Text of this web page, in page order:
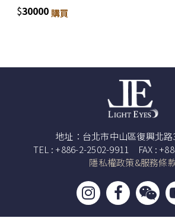
$30000 購買
地址：台北市中山區復興北
TEL : +886-2-2502-9911 FAX :
隱私權政策&服務條